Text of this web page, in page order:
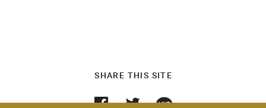
SHARE THIS SITE